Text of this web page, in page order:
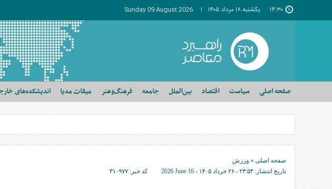
۱۴:۳۰ يکشنبه ۱۸ مرداد ۱۴۰۵ Sunday 09 August 2026
صفحه اصلی سیاست اقتصاد بین‌الملل جامعه فرهنگ‌وهنر میقات مدیا اندیشکده‌های
صفحه اصلی » ورزش
تاریخ انتشار: ۲۳:۵۴ - ۲۶ خرداد ۱۴۰۵ - 2026 June 16 کد خبر: ۳۱۰۹۷۷